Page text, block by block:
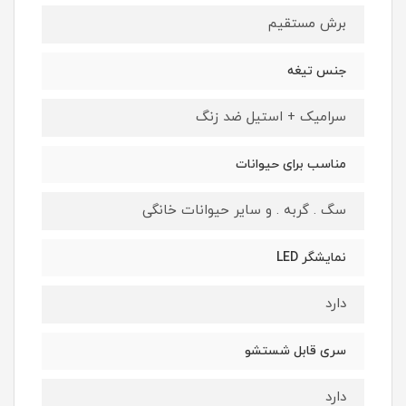
برش مستقیم
جنس تیغه
سرامیک + استیل ضد زنگ
مناسب برای حیوانات
سگ . گربه . و سایر حیوانات خانگی
نمایشگر LED
دارد
سری قابل شستشو
دارد